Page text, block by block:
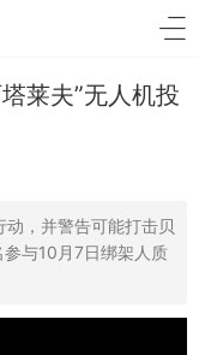
莱夫”无人机投
，并警告可能打击贝
与10月7日绑架人质